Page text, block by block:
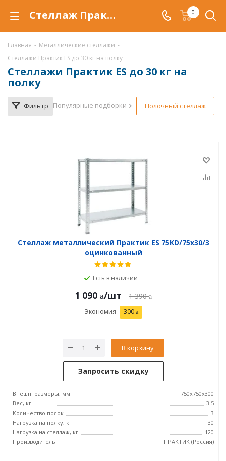
Стеллаж Практик ES купить по низкой цене в Самаре, продажа металлических стеллажей Практик ES со скидкой 0
Главная - Металлические стеллажи -
Стеллажи Практик ES до 30 кг на полку
Стеллажи Практик ES до 30 кг на
полку
Фильтр Популярные подборки Полочный стеллаж
Стеллаж металлический Практик ES 75KD/75x30/3
оцинкованный
Есть в наличии
1 090 /шт 1 390
Экономия 300
В корзину
Запросить скидку
Внешн. размеры, мм
750x750x300
Вес, кг
3.5
Количество полок
3
Нагрузка на полку, кг
30
Нагрузка на стеллаж, кг
120
Производитель
ПРАКТИК (Россия)